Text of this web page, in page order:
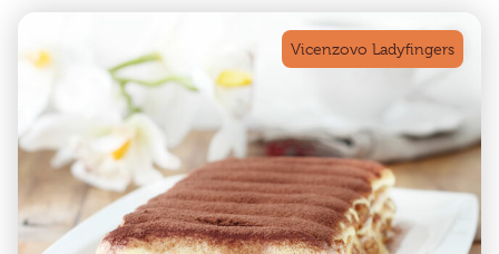
Vicenzovo Ladyfingers